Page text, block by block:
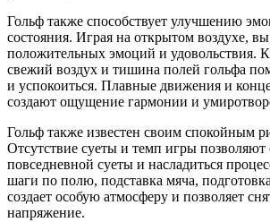
Гольф также способствует улучшению
состояния. Играя на открытом воздухе,
положительных эмоций и удовольствия.
свежий воздух и тишина полей гольфа
и успокоиться. Плавные движения и
создают ощущение гармонии и
Гольф также известен своим спокойным
Отсутствие суеты и темп игры позволяют
повседневной суеты и насладиться
шаги по полю, подставка мяча,
создает особую атмосферу и позволяет
напряжение.